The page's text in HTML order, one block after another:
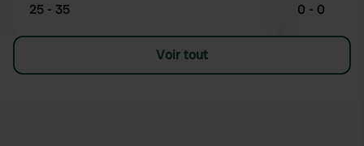
25 - 35 0 - 0
Voir tout